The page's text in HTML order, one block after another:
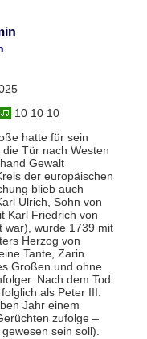
10 10 10
hatte für sein
Tür nach Westen
Gewalt
der europäischen
blieb auch
Ulrich, Sohn von
Karl Friedrich von
war), wurde 1739 mit
Herzog von
Tante, Zarin
Großen und ohne
Nach dem Tod
als Peter III.
Jahr einem
zufolge –
sein soll).